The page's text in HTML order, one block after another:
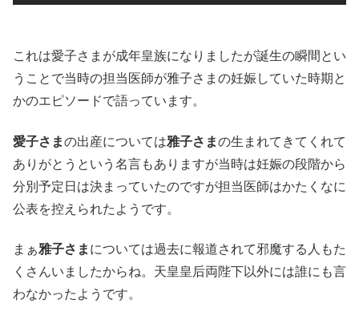
これは愛子さまが成年皇族になりましたが誕生の瞬間とい
うことで当時の担当医師が雅子さまの妊娠していた時期と
かのエピソードで語っています。
愛子さまの出産については雅子さまの生まれてきてくれて
ありがとうという名言もありますが当時は妊娠の段階から
分別予定日は決まっていたのですが担当医師はかたくなに
公表を控えられたようです。
まぁ雅子さま については過去に報道されて邪魔する人もた
くさんいましたからね。天皇皇后両陛下以外には誰にも言
わなかったようです。